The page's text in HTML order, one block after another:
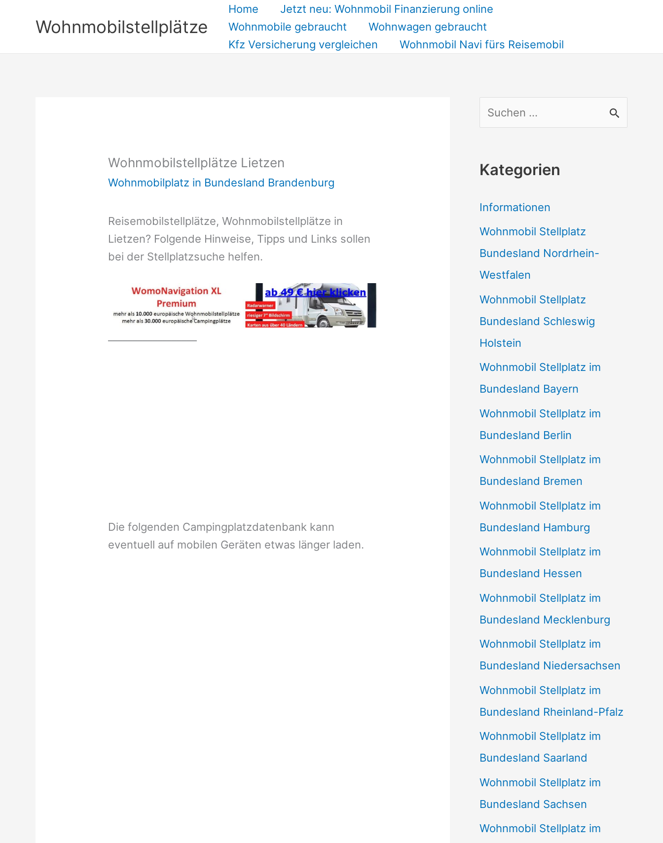
Wohnmobilstellplätze
Home
Jetzt neu: Wohnmobil Finanzierung online
Wohnmobile gebraucht
Wohnwagen gebraucht
Kfz Versicherung vergleichen
Wohnmobil Navi fürs Reisemobil
Wohnmobilstellplätze Lietzen
Wohnmobilplatz in Bundesland Brandenburg
Reisemobilstellplätze, Wohnmobilstellplätze in
Lietzen? Folgende Hinweise, Tipps und Links sollen
bei der Stellplatzsuche helfen.
Die folgenden Campingplatzdatenbank kann
eventuell auf mobilen Geräten etwas länger laden.
u
h
n
a
c
h
:
Kategorien
Informationen
Wohnmobil Stellplatz
Bundesland Nordrhein-
Westfalen
Wohnmobil Stellplatz
Bundesland Schleswig
Holstein
Wohnmobil Stellplatz im
Bundesland Bayern
Wohnmobil Stellplatz im
Bundesland Berlin
Wohnmobil Stellplatz im
Bundesland Bremen
Wohnmobil Stellplatz im
Bundesland Hamburg
Wohnmobil Stellplatz im
Bundesland Hessen
Wohnmobil Stellplatz im
Bundesland Mecklenburg
Wohnmobil Stellplatz im
Bundesland Niedersachsen
Wohnmobil Stellplatz im
Bundesland Rheinland-Pfalz
Wohnmobil Stellplatz im
Bundesland Saarland
Wohnmobil Stellplatz im
Bundesland Sachsen
Wohnmobil Stellplatz im